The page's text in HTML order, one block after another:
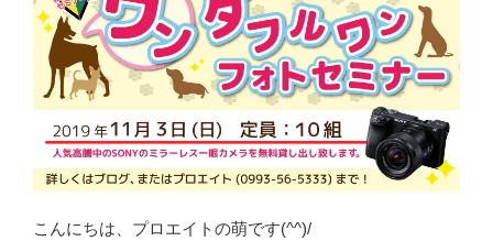
こんにちは、プロエイトの萌です(^^)/